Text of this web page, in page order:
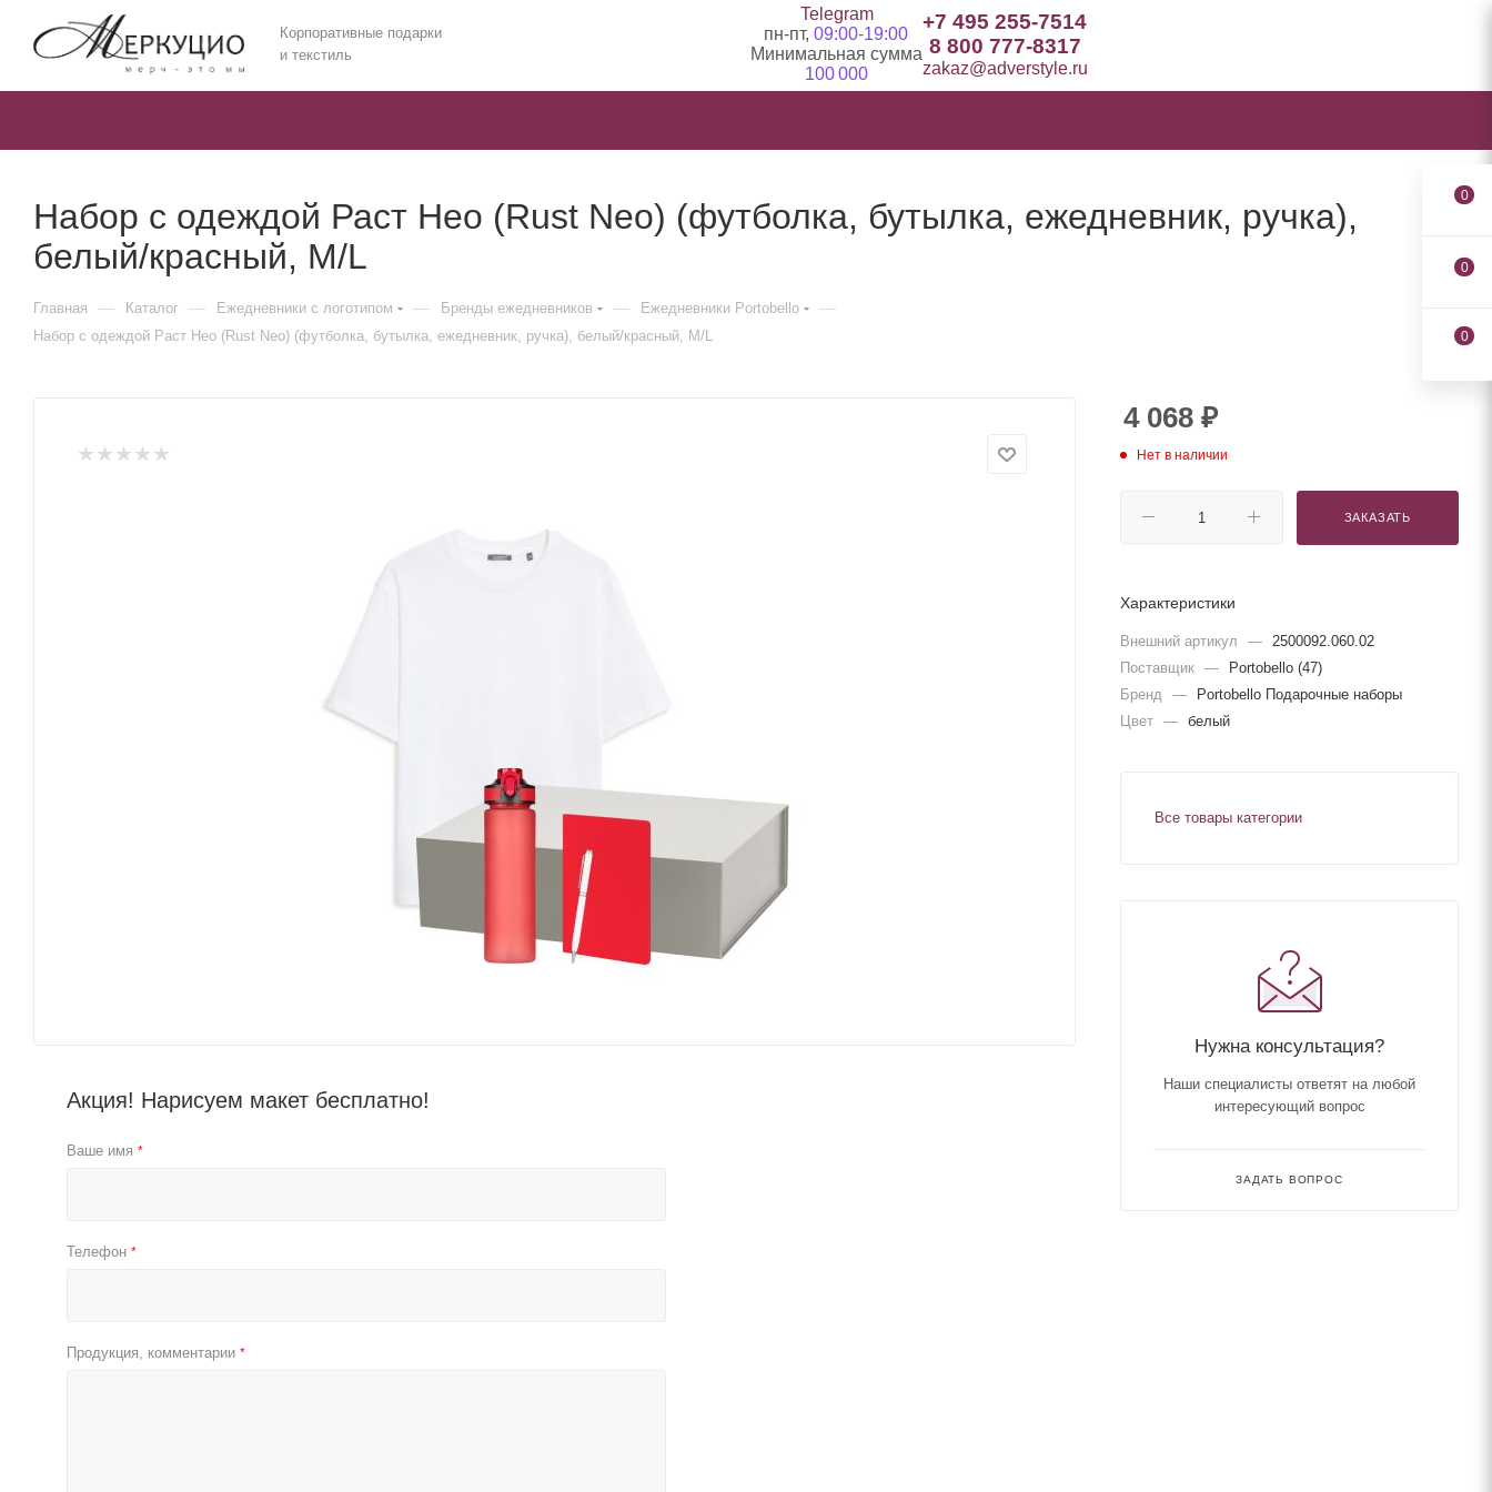
Корпоративные подарки
и текстиль
Telegram
пн-пт, 09:00-19:00
Минимальная сумма
100 000
+7 495 255-7514
8 800 777-8317
zakaz@adverstyle.ru
Набор с одеждой Раст Нео (Rust Neo) (футболка, бутылка, ежедневник, ручка),
белый/красный, M/L
Главная — Каталог — Ежедневники c логотипом — Бренды ежедневников — Ежедневники Portobello —
Набор с одеждой Раст Нео (Rust Neo) (футболка, бутылка, ежедневник, ручка), белый/красный, M/L
Акция! Нарисуем макет бесплатно!
Ваше имя *
Телефон *
Продукция, комментарии *
4 068 ₽
Нет в наличии
ЗАКАЗАТЬ
Характеристики
Внешний артикул —
2500092.060.02
Поставщик —
Portobello (47)
Бренд
—
Portobello Подарочные наборы
Цвет — белый
Все товары категории
Нужна консультация?
Наши специалисты ответят на любой
интересующий вопрос
ЗАДАТЬ ВОПРОС
0
0
0